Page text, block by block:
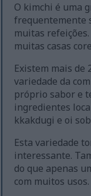
O kimchi é uma
frequentemente
muitas
muitas casas
Existem mais de
variedade da
próprio sabor e
ingredientes
kkakdugi e oi
Esta variedade
interessante.
do que apenas
com muitos usos.